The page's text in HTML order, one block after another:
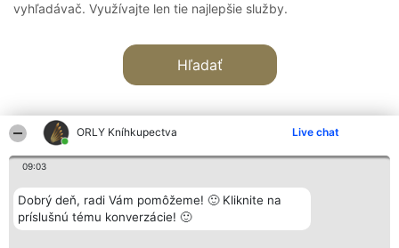
ORLY Kníhkupectva Live chat
09:03
Dobrý deň, radi Vám pomôžeme! 🙂 Kliknite na
príslušnú tému konverzácie! 🙂
vyhľadávač. Využívajte len tie najlepšie služby.
Hľadať
Organizátor hodnotenia
Bright Side Solutions sp. z o.
o. sp. k.
Hodnotenie
Laureáti
Lista
Kontakt
Kontakt